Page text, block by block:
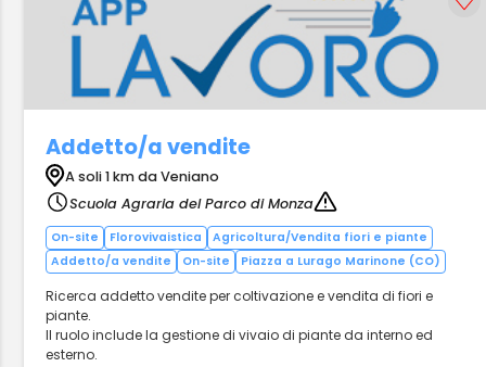
Addetto/a vendite
A soli 1 km da Veniano
Scuola Agraria del Parco di Monza
On-site Florovivaistica
Agricoltura/Vendita fiori e piante
Addetto/a vendite
On-site Piazza a Lurago Marinone (CO)
Ricerca addetto vendite per coltivazione e vendita di fiori e
piante.
Il ruolo include la gestione di vivaio di piante da interno ed
esterno.